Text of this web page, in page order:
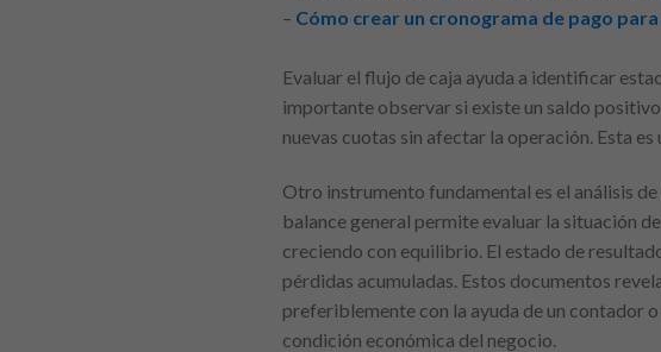
– Cómo crear un cronograma de pago
Evaluar el flujo de caja ayuda a identificar
importante observar si existe un saldo
nuevas cuotas sin afectar la operación. Esta
Otro instrumento fundamental es el análisis
balance general permite evaluar la situación
creciendo con equilibrio. El estado de
pérdidas acumuladas. Estos documentos
preferiblemente con la ayuda de un contador
condición económica del negocio.